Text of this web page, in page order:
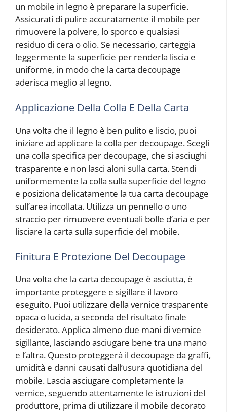
un mobile in legno è preparare la superficie.
Assicurati di pulire accuratamente il mobile per
rimuovere la polvere, lo sporco e qualsiasi
residuo di cera o olio. Se necessario, carteggia
leggermente la superficie per renderla liscia e
uniforme, in modo che la carta decoupage
aderisca meglio al legno.
Applicazione Della Colla E Della Carta
Una volta che il legno è ben pulito e liscio, puoi
iniziare ad applicare la colla per decoupage. Scegli
una colla specifica per decoupage, che si asciughi
trasparente e non lasci aloni sulla carta. Stendi
uniformemente la colla sulla superficie del legno
e posiziona delicatamente la tua carta decoupage
sull’area incollata. Utilizza un pennello o uno
straccio per rimuovere eventuali bolle d’aria e per
lisciare la carta sulla superficie del mobile.
Finitura E Protezione Del Decoupage
Una volta che la carta decoupage è asciutta, è
importante proteggere e sigillare il lavoro
eseguito. Puoi utilizzare della vernice trasparente
opaca o lucida, a seconda del risultato finale
desiderato. Applica almeno due mani di vernice
sigillante, lasciando asciugare bene tra una mano
e l’altra. Questo proteggerà il decoupage da graffi,
umidità e danni causati dall’usura quotidiana del
mobile. Lascia asciugare completamente la
vernice, seguendo attentamente le istruzioni del
produttore, prima di utilizzare il mobile decorato